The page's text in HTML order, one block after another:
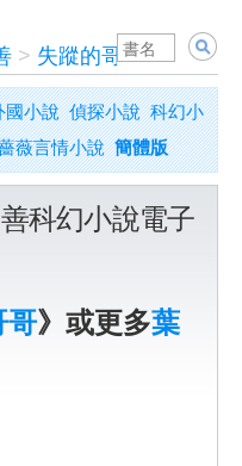
> 失蹤的哥哥
國小說 偵探小說 科幻小
薇言情小說 簡體版
科幻小說電子
哥》或更多葉